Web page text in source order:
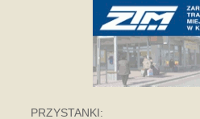
PRZYSTANKI: